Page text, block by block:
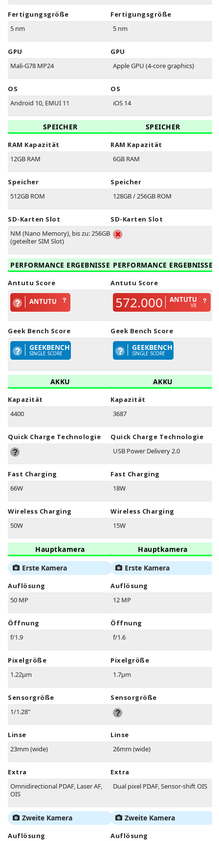
Fertigungsgröße
5 nm
GPU
Mali-G78 MP24
OS
Android 10, EMUI 11
SPEICHER
RAM Kapazität
12GB RAM
Speicher
512GB ROM
SD-Karten Slot
NM (Nano Memory), bis zu: 256GB
(geteilter SIM Slot)
PERFORMANCE ERGEBNISSE
Antutu Score
ANTUTU
Geek Bench Score
GEEKBENCH
SINGLE SCORE
AKKU
Kapazität
4400
Quick Charge Technologie
Fast Charging
66W
Wireless Charging
50W
Hauptkamera
Erste Kamera
Auflösung
50 MP
Öffnung
f/1.9
Pixelgröße
1.22µm
Sensorgröße
1/1.28"
Linse
23mm (wide)
Extra
Omnidirectional PDAF, Laser AF,
OIS
Zweite Kamera
Auflösung
Fertigungsgröße
5 nm
GPU
Apple GPU (4-core graphics)
OS
iOS 14
SPEICHER
RAM Kapazität
6GB RAM
Speicher
128GB / 256GB ROM
SD-Karten Slot
PERFORMANCE ERGEBNISSE
Antutu Score
572.000 ANTUTU
V8
Geek Bench Score
GEEKBENCH
SINGLE SCORE
AKKU
Kapazität
3687
Quick Charge Technologie
USB Power Delivery 2.0
Fast Charging
18W
Wireless Charging
15W
Hauptkamera
Erste Kamera
Auflösung
12 MP
Öffnung
f/1.6
Pixelgröße
1.7µm
Sensorgröße
Linse
26mm (wide)
Extra
Dual pixel PDAF, Sensor-shift OIS
Zweite Kamera
Auflösung